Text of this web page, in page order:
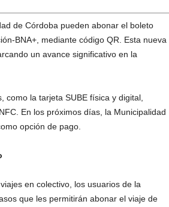
de Córdoba pueden abonar el boleto
BNA+, mediante código QR. Esta nueva
un avance significativo en la
como la tarjeta SUBE física y digital,
En los próximos días, la Municipalidad
opción de pago.
en colectivo, los usuarios de la
que les permitirán abonar el viaje de